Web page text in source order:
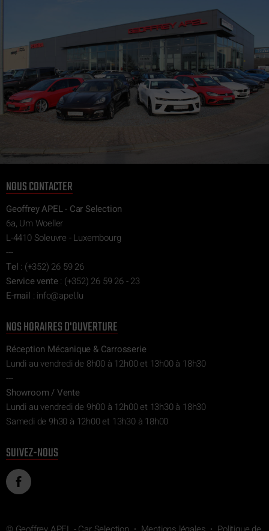
NOUS CONTACTER
Geoffrey APEL - Car Selection
6a, Um Woeller
L-4410 Soleuvre - Luxembourg
---
Tel : (+352) 26 59 26
Service vente: (+352) 26 59 26 - 23
E-mail : ul.l
epa@of
ni
NOS HORAIRES D'OUVERTURE
Réception Mécanique & Carrosserie
Lundi au vendredi de 8h00 à 12h00 et 13h00 à 18h30
---
Showroom / Vente
Lundi au vendredi de 9h00 à 12h00 et 13h30 à 18h30
Samedi de 9h30 à 12h00 et 13h30 à 18h00
SUIVEZ-NOUS